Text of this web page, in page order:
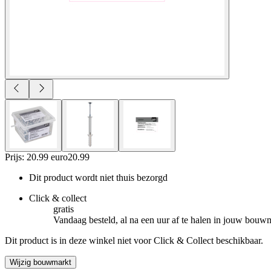
Prijs: 20.99 euro20.99
Dit product wordt niet thuis bezorgd
Click & collect
gratis
Vandaag besteld, al na een uur af te halen in jouw
Dit product is in deze winkel niet voor Click & Collect beschikbaar.
Wijzig bouwmarkt